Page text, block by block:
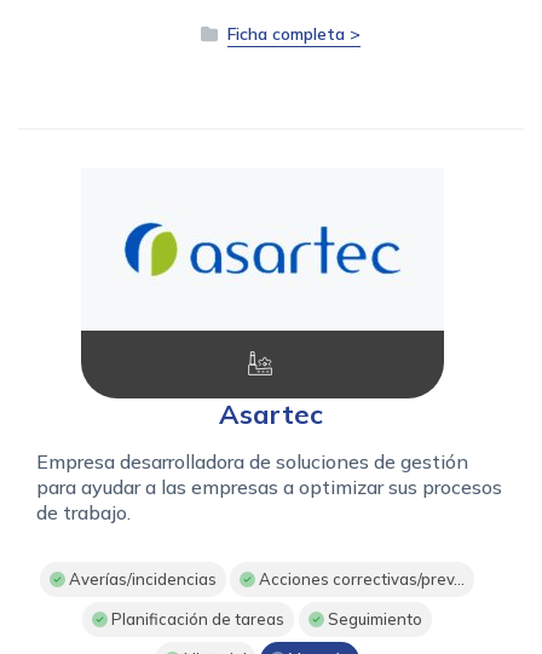
Ficha completa >
Asartec
Empresa desarrolladora de soluciones de gestión
para ayudar a las empresas a optimizar sus procesos
de trabajo.
Averías/incidencias Acciones correctivas/prev...
Planificación de tareas Seguimiento